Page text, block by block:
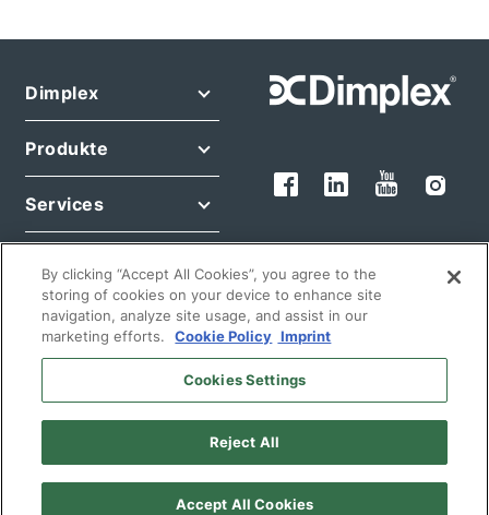
Dimplex
Produkte
Services
© 2026 Glen Dimplex Deutschland GmbH
By clicking “Accept All Cookies”, you agree to the
storing of cookies on your device to enhance site
navigation, analyze site usage, and assist in our
marketing efforts.
Cookie Policy Imprint
Cookies Settings
Reject All
Accept All Cookies